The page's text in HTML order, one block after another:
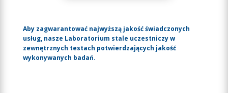
Aby zagwarantować najwyższą jakość świadczonych
usług, nasze Laboratorium stale uczestniczy w
zewnętrznych testach potwierdzających jakość
wykonywanych badań.